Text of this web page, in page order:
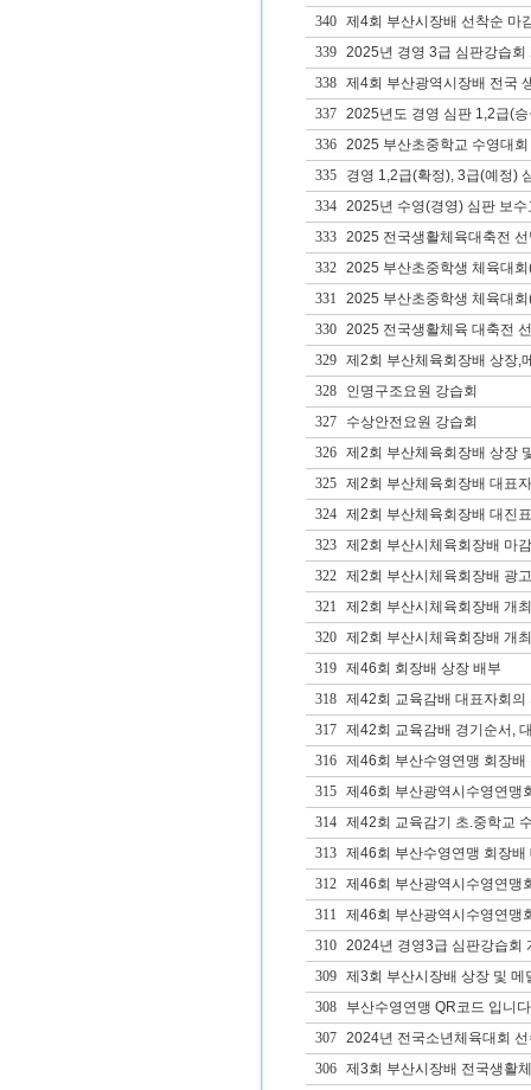
340
제4회 부산시장배 선착순 마
339
2025년 경영 3급 심판강습회
338
제4회 부산광역시장배 전국
337
2025년도 경영 심판 1,2급(
336
2025 부산초중학교 수영대
335
경영 1,2급(확정), 3급(예정)
334
2025년 수영(경영) 심판 보수
333
2025 전국생활체육대축전
332
2025 부산초중학생 체육대
331
2025 부산초중학생 체육대
330
2025 전국생활체육 대축전
329
제2회 부산체육회장배 상장,
328
인명구조요원 강습회
327
수상안전요원 강습회
326
제2회 부산체육회장배 상장
325
제2회 부산체육회장배 대표
324
제2회 부산체육회장배 대진
323
제2회 부산시체육회장배 마감
322
제2회 부산시체육회장배 광
321
제2회 부산시체육회장배 개
320
제2회 부산시체육회장배 개
319
제46회 회장배 상장 배부
318
제42회 교육감배 대표자회
317
제42회 교육감배 경기순서,
316
제46회 부산수영연맹 회장배
315
제46회 부산광역시수영연맹
314
제42회 교육감기 초.중학교
313
제46회 부산수영연맹 회장
312
제46회 부산광역시수영연맹
311
제46회 부산광역시수영연맹
310
2024년 경영3급 심판강습회
309
제3회 부산시장배 상장 및 메
308
부산수영연맹 QR코드 입니
307
2024년 전국소년체육대회
306
제3회 부산시장배 전국생활